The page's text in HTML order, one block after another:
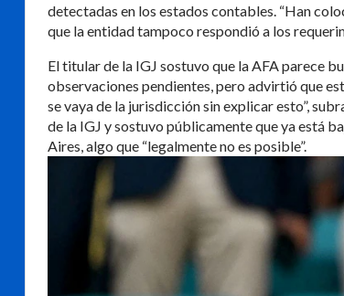
detectadas en los estados contables. “Han
que la entidad tampoco respondió a los
El titular de la IGJ sostuvo que la AFA parece
observaciones pendientes, pero advirtió que
se vaya de la jurisdicción sin explicar esto”,
de la IGJ y sostuvo públicamente que ya está
Aires, algo que “legalmente no es posible”.